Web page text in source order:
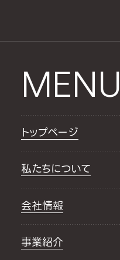
MENU
トップページ
私たちについて
会社情報
事業紹介